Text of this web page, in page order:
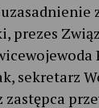
prezes
sekretarz